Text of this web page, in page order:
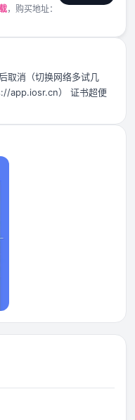
，购买地址：
取消（切换网络多试几
app.iosr.cn） 证书超便